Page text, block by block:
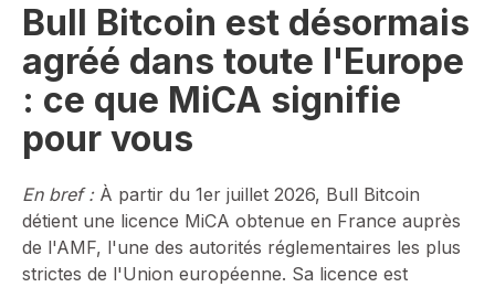
Bull Bitcoin est désormais
agréé dans toute l'Europe
: ce que MiCA signifie
pour vous
En bref :À partir du 1er juillet 2026, Bull Bitcoin
détient une licence MiCA obtenue en France auprès
de l'AMF, l'une des autorités réglementaires les plus
strictes de l'Union européenne. Sa licence est